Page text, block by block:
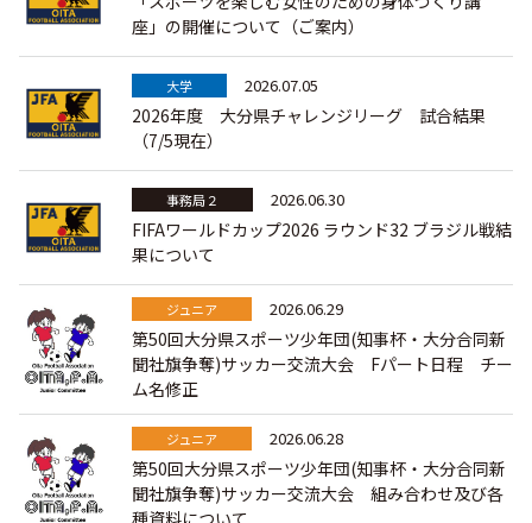
ダウンロード
大会エントリーガイド
委員会概要
フェスティバル
キッズリーダー
リーグ戦
各種大会
県トレ
国体
チーム一覧
委員会概要
シニア
お知らせ
リーグ戦
カップ戦
チーム一覧
委員会概要
お知らせ
各種大会
チーム一覧
委員会概要
eスポーツ
活動実績
お知らせ
委員会概要
技術委員会
お知らせ
委員会概要
県トレセン
FAコーチ
審判 委員会
お知らせ
委員会概要
医学委員会
お知らせ
サッカーファミリー
情報委員会
お知らせ
協会について
座」の開催について（ご案内）
2026年度 大分県チャレンジリーグ 試合結果
（7/5現在）
2026.07.05
大学
FIFAワールドカップ2026 ラウンド32 ブラジル戦結
果について
2026.06.30
事務局２
第50回大分県スポーツ少年団(知事杯・大分合同新
聞社旗争奪)サッカー交流大会 Fパート日程 チー
ム名修正
2026.06.29
ジュニア
第50回大分県スポーツ少年団(知事杯・大分合同新
聞社旗争奪)サッカー交流大会 組み合わせ及び各
2026.06.28
ジュニア